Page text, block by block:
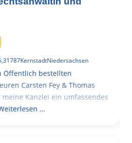
,31787KernstadtNiedersachsen
Öffentlich bestellten
Carsten Fey & Thomas
Kanzlei ein umfassendes
rund ums …